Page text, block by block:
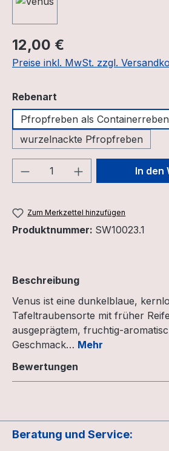
Regulärer Preis:
12,00 €
Preise inkl. MwSt. zzgl.
Rebenart
Pfropfreben als Containerreben
wurzelnackte Pfropfreben
Produkt Anzahl: GibIn den
Zum Merkzettel hinzufügen
Produktnummer: SW10023.1
Beschreibung
Venus ist eine dunkelblaue,
Tafeltraubensorte mit früher
ausgeprägtem, fruchtig-
Geschmack… Mehr
Bewertungen
Beratung und Service: